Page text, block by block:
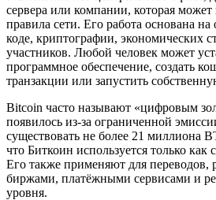
сервера или компании, которая
правила сети. Его работа основана
коде, криптографии, экономических
участников. Любой человек может
программное обеспечение, создать
транзакции или запустить
Bitcoin часто называют «цифровым
появилось из-за ограниченной
существовать не более 21 миллиона
что Биткоин используется только как
Его также применяют для переводов,
биржами, платёжными сервисами и
уровня.